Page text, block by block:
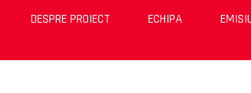
DESPRE PROIECT ECHIPA